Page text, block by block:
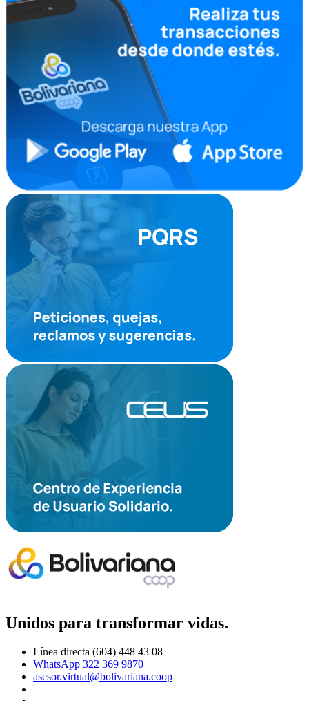
Unidos para transformar vidas.
Línea directa (604) 448 43 08
WhatsApp 322 369 9870
asesor.virtual@bolivariana.coop